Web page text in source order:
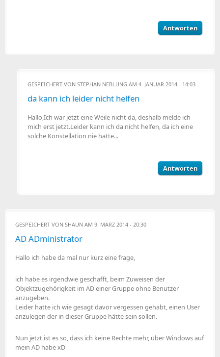
Antworten
GESPEICHERT VON STEPHAN NEBLUNG AM 4. JANUAR 2014 - 14:03
da kann ich leider nicht helfen
Hallo,Ich war jetzt eine Weile nicht da, deshalb melde ich
mich erst jetzt.Leider kann ich da nicht helfen, da ich eine
solche Konstellation nie hatte...
Antworten
GESPEICHERT VON SHAUN AM 9. MÄRZ 2014 - 20:30
AD ADministrator
Hallo ich habe da mal nur kurz eine frage,
ich habe es irgendwie geschafft, beim Zuweisen der
Objektzugehörigkeit im AD einer Gruppe ohne Benutzer
anzugeben.
Leider hatte ich wie gesagt davor vergessen gehabt, einen User
anzulegen der in dieser Gruppe hätte sein sollen.
Nun jetzt ist es so, dass ich keine Rechte mehr, über Windows auf
mein AD habe xD